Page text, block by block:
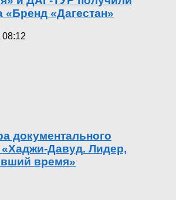
«Бренд «Дагестан»
08:12
документального
Давуд. Лидер,
время»